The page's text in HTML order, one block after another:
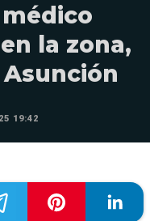
la zona,
19:42